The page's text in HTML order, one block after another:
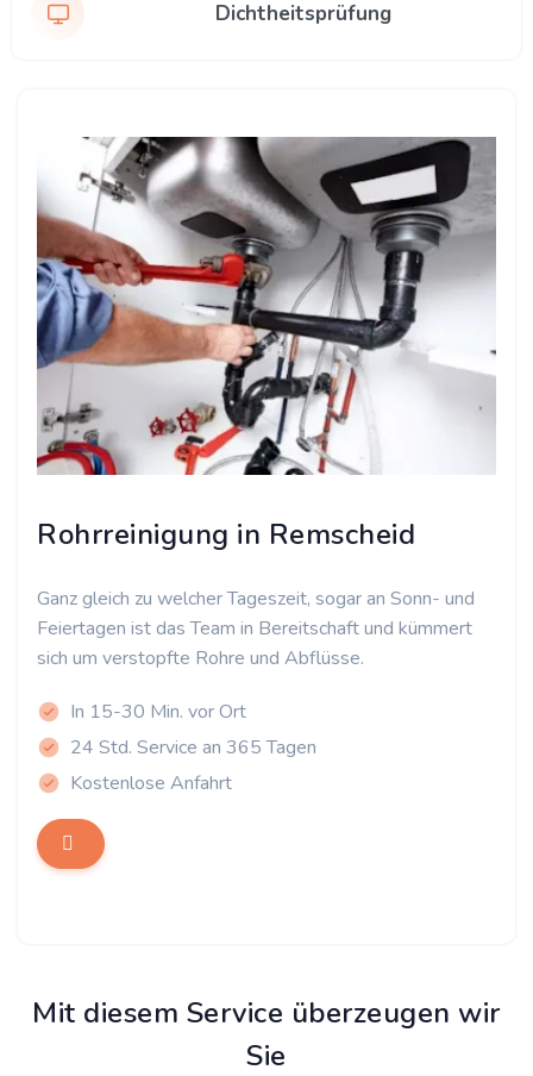
Dichtheitsprüfung
Rohrreinigung in Remscheid
Ganz gleich zu welcher Tageszeit, sogar an Sonn- und
Feiertagen ist das Team in Bereitschaft und kümmert
sich um verstopfte Rohre und Abflüsse.
In 15-30 Min. vor Ort
24 Std. Service an 365 Tagen
Kostenlose Anfahrt
Mit diesem Service überzeugen wir
Sie